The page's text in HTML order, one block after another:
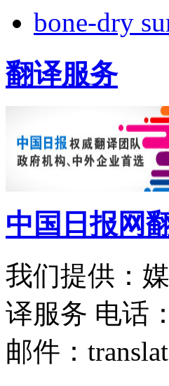
bone-dry
翻译服务
中国日报网
我们提供：
译服务 电话
邮件：